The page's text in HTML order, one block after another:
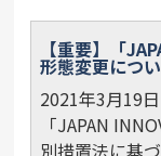
【重要】「
形態変更につ
2021年3月19
「JAPAN